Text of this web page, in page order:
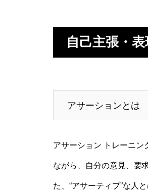
自己主張・
アサーションとは
アサーション トレーニン
ながら、自分の意見、要
た、“アサーティブ”な人